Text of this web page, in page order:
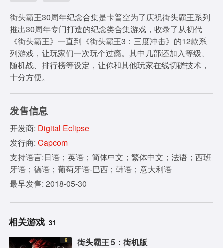
街头霸王30周年纪念合集是卡普空为了庆祝街头霸王系列
推出30周年专门打造的纪念类合集游戏，收录了从初代
《街头霸王》一直到《街头霸王3：三度冲击》的12款系
列游戏，让玩家们一次玩个过瘾。其中几部还加入等级、
随机战、排行榜等设定，让你和其他玩家在线切磋技术，
十分方便。
发售信息
开发商: Digital Eclipse
发行商: Capcom
支持语言:日语；英语；简体中文；繁体中文；法语；西班
牙语；德语；葡萄牙语-巴西；韩语；意大利语
最早发售: 2018-05-30
相关游戏 31
9 街头霸王 5：街机版